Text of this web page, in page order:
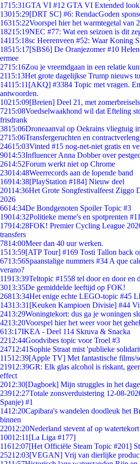
1715:31GTA VI #12 GTA VI Extended
13015:29[DRT SC] #6: RendacGoden
16315:22Voorspel hier het warmtegetal van
18215:19NEC #77: Wat een seizoen is dit
14115:18sc Heerenveen #52: Waar Koning
18515:17[SBS6] De Oranjezomer #10
ermee
2715:16Zou je vreemdgaan in een relatie
2115:13Het grote dagelijkse Trump nieuws
14115:11 [AKQ] #3384 Topic met vragen.
antwoorden.
10215:09[Breien] Deel 21, met zomerbreisels
7215:08Voedselwaakhond wil dat Efteling
frisdrank
3815:06Droneaanval op Oekrains vliegtuig
2715:06Transfergeruchten en
24615:03Vinted #15 nog-net-niet gratis en
9014:53Influencer Anna Dobber over
2614:52Forum werkt niet op Chrome
23014:48Weerrecords aan de lopende band
16914:38[PlayStation #184] Nieuw deel
20114:36Het Grote Songfestivalfeest Ziggo
2026
6614:34De Bondgenoten Spoiler Topic #3
19014:32Politieke meme's en spotprenten #11
17914:28FOK! Premier Cycling League
transfers
7814:00Meer dan 40 uur werken.
1513:59[ATP Tour] #169 Tosti Tallon back
6713:56Spaanstalige nummers #34 A que
verano?
11913:39Teltopic #1558 tel door en door en
3013:35De gemiddelde leeftijd op FOK!
26813:34Het enige echte LEGO-topic #45
14313:31 [Keuken Kampioen Divisie] #44
2413:29Woningtekort: dus ga je woningen
4213:20Voorspel hier het weer voor het
613:17IKEA - Deel 114 Skruva & Snacka
2212:44Goodvibes topic voor Troel #3
24712:41 Sophie Straat mist 'publieke
11512:39[Apple TV] Met fantastische films/
21912:39GR: Elk glas alcohol is riskant,
effect
2012:30[Dagboek] Mijn struggles in het
23912:27Totale zonsverduistering 12-08-
Spanje) #1
1412:20Capibara's wandelen doodleuk het
binnen
22012:20Nederland stevent af op watertekort
10012:11 [La Liga #177]
11612:07[Het Officiële Steam Topic #201]
25212:03[VEGAN] Vrij van dierlijke